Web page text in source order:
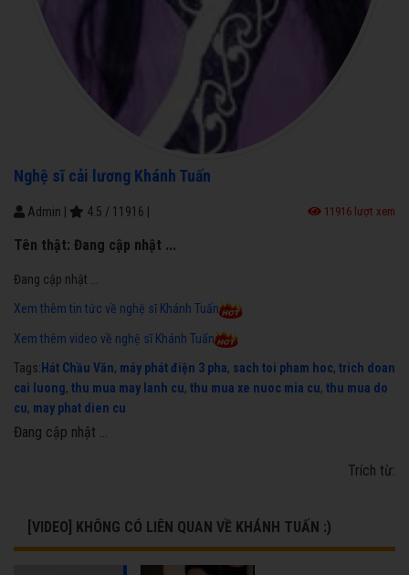
Nghệ sĩ cải lương Khánh Tuấn
Admin 4.5 / 11916 11916 lượt xem
Tên thật: Đang cập nhật ...
Đang cập nhật ...
Xem thêm tin tức về nghệ sĩ Khánh Tuấn
Xem thêm video về nghệ sĩ Khánh Tuấn
Tags: Hát Chầu Văn, máy phát điện 3 pha, sach toi pham hoc, trich doan
cai luong, thu mua may lanh cu, thu mua xe nuoc mia cu, thu mua do
cu, may phat dien cu
Đang cập nhật ...
Trích từ:
[VIDEO] KHÔNG CÓ LIÊN QUAN VỀ KHÁNH TUẤN :)